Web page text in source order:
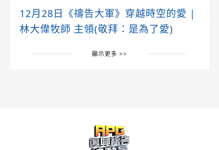
12月28日《禱告大軍》穿越時空的愛 |
林大偉牧師 主領(敬拜：是為了愛)
顯示更多 >>